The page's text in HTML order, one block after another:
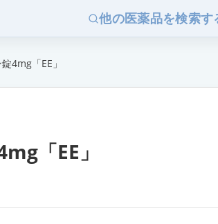
他の医薬品を検索す
4mg「EE」
「EE」